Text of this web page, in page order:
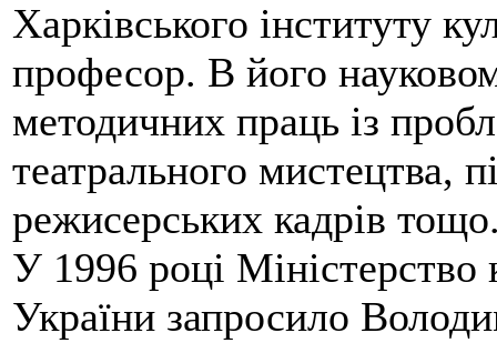
Харківського інституту
професор. В його
методичних праць із
театрального мистецтва,
режисерських кадрів
У 1996 році Міністерство
України запросило